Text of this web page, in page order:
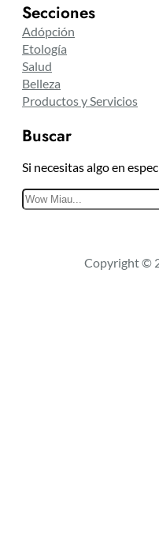
Secciones
Adópción
Etología
Salud
Belleza
Productos y Servicios
Buscar
Si necesitas algo en
Copyright ©